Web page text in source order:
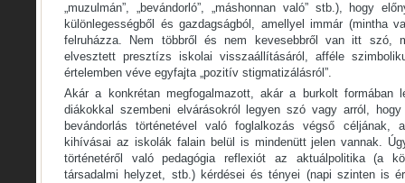
„muzulmán”, „bevándorló”, „máshonnan való” stb.), hogy
különlegességből és gazdagságból, amellyel immár (mintha
felruházza. Nem többről és nem kevesebbről van itt szó,
elvesztett presztízs iskolai visszaállításáról, afféle
értelemben véve egyfajta „pozitív stigmatizálásról”.
Akár a konkrétan megfogalmazott, akár a burkolt formában
diákokkal szembeni elvárásokról legyen szó vagy arról,
bevándorlás történetével való foglalkozás végső céljának,
kihívásai az iskolák falain belül is mindenütt jelen vannak.
történetéről való pedagógia reflexiót az aktuálpolitika (a
társadalmi helyzet, stb.) kérdései és tényei (napi szinten is